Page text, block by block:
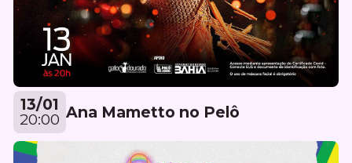
13/01
20:00 Ana Mametto no Pelô